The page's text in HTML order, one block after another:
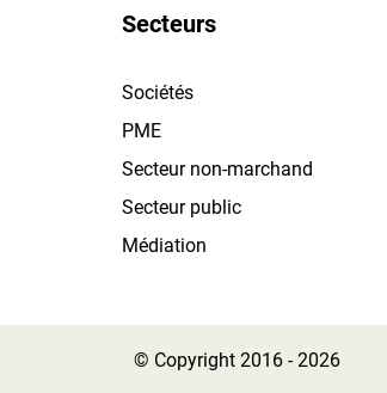
Secteurs
Sociétés
PME
Secteur non-marchand
Secteur public
Médiation
© Copyright 2016 - 2026